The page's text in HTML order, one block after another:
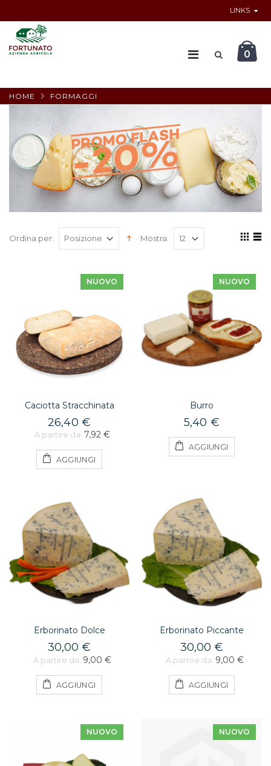
LINKS
0
HOME FORMAGGI
Ordina per: Mostra:
NUOVO
Caciotta Stracchinata
26,40 €
A partire da: 7,92 €
AGGIUNGI
NUOVO
Burro
5,40 €
AGGIUNGI
Erborinato Dolce
30,00 €
A partire da: 9,00 €
AGGIUNGI
Erborinato Piccante
30,00 €
A partire da: 9,00 €
AGGIUNGI
NUOVO NUOVO